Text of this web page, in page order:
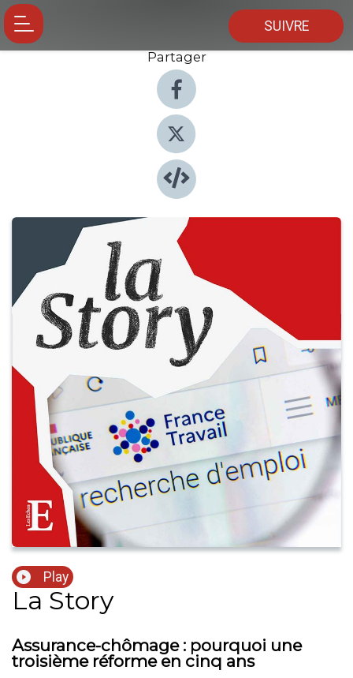
SUIVRE
Partager
Play
La Story
Assurance-chômage : pourquoi une
troisième réforme en cinq ans